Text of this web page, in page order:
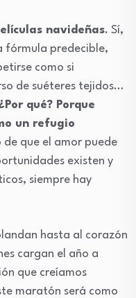
navideñas. Sí,
fórmula predecible,
como si
de suéteres tejidos…
qué? Porque
un refugio
que el amor puede
existen y
siempre hay
hasta al corazón
cargan el año a
que creíamos
maratón será como